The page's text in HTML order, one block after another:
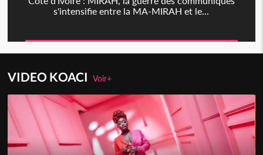
s'intensifie entre la MA-MIRAH et le...
VIDEO KOACIVoir+